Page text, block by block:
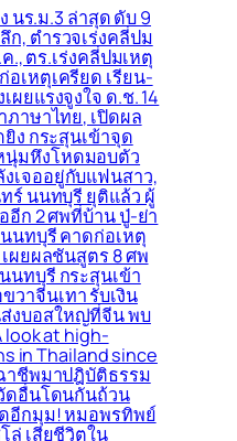
นร.ม.3 ล่าสุด ดับ 9
ก, ตำรวจเร่งคลี่ปม
., ตร.เร่งคลี่ปมเหตุ
เหตุเครียด เรียน-
ผยแรงจูงใจ ด.ช. 14
ภาษาไทย, เปิดผล
ง กระสุนเข้าจุด
มหึงโหดมอบตัว
เจออยู่กับแฟนสาว,
ร์ นนทบุรี ยุติแล้ว ผู้
อีก 2 ศพที่บ้าน ปู่-ย่า
นทบุรี คาดก่อเหตุ
ผยผลชันสูตร 8 ศพ
นทบุรี กระสุนเข้า
วาจีนเทา รับเงิน
งบอสใหญ่ที่จีน พบ
look at high-
in Thailand since
าชีพมาปฎิบัติธรรม
ดอื่นโดนกันถ้วน
อีกมุม! หมอพรทิพย์
ล่ เสียชีวิตใน